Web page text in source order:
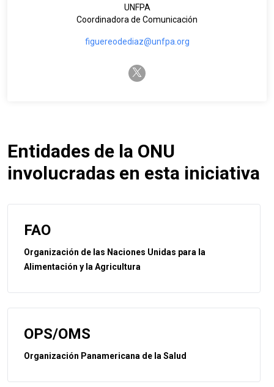
UNFPA
Coordinadora de Comunicación
figuereodediaz@unfpa.org
twitter-x
Entidades de la ONU
involucradas en esta iniciativa
FAO
Organización de las Naciones Unidas para la
Alimentación y la Agricultura
OPS/OMS
Organización Panamericana de la Salud